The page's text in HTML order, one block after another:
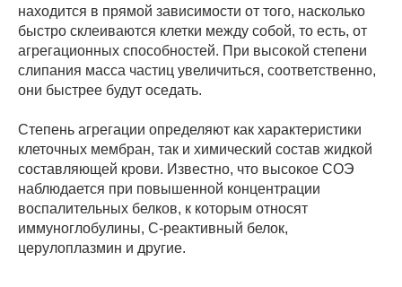
находится в прямой зависимости от того, насколько
быстро склеиваются клетки между собой, то есть, от
агрегационных способностей. При высокой степени
слипания масса частиц увеличиться, соответственно,
они быстрее будут оседать.
Степень агрегации определяют как характеристики
клеточных мембран, так и химический состав жидкой
составляющей крови. Известно, что высокое СОЭ
наблюдается при повышенной концентрации
воспалительных белков, к которым относят
иммуноглобулины, С-реактивный белок,
церулоплазмин и другие.